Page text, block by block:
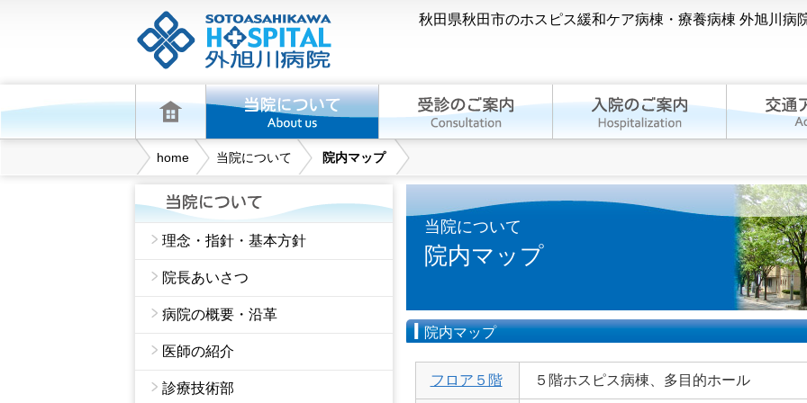
秋田県秋田市のホスピス緩和ケア病棟・療養病棟 外旭川病
home 当院について 院内マップ
理念・指針・基本方針
院長あいさつ
病院の概要・沿革
医師の紹介
診療技術部
当院について
院内マップ
院内マップ
フロア５階 ５階ホスピス病棟、多目的ホール